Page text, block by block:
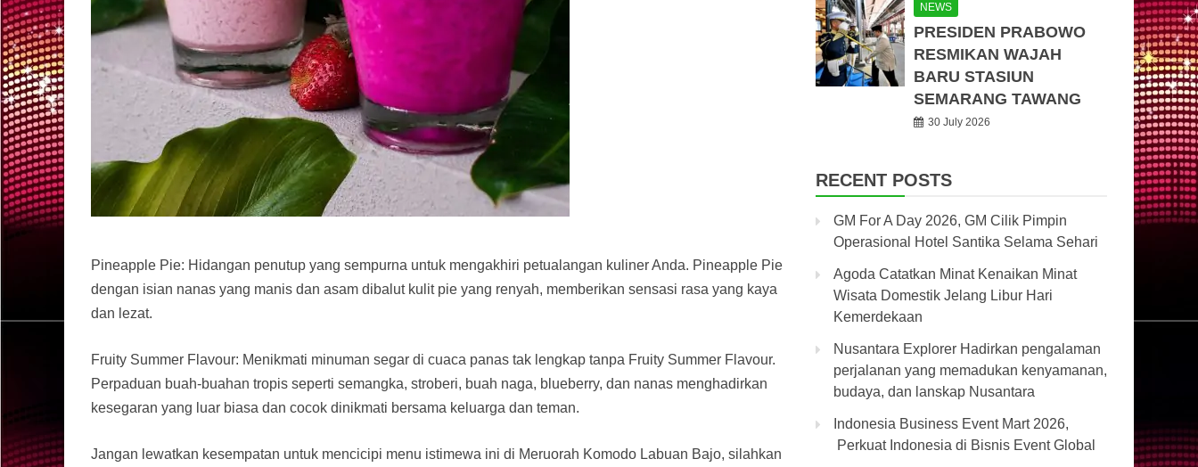
Pineapple Pie: Hidangan penutup yang sempurna untuk mengakhiri petualangan kuliner Anda. Pineapple Pie
dengan isian nanas yang manis dan asam dibalut kulit pie yang renyah, memberikan sensasi rasa yang kaya
dan lezat.
Fruity Summer Flavour: Menikmati minuman segar di cuaca panas tak lengkap tanpa Fruity Summer Flavour.
Perpaduan buah-buahan tropis seperti semangka, stroberi, buah naga, blueberry, dan nanas menghadirkan
kesegaran yang luar biasa dan cocok dinikmati bersama keluarga dan teman.
Jangan lewatkan kesempatan untuk mencicipi menu istimewa ini di Meruorah Komodo Labuan Bajo, silahkan
NEWS
PRESIDEN PRABOWO
RESMIKAN WAJAH
BARU STASIUN
SEMARANG TAWANG
30 July 2026
RECENT POSTS
GM For A Day 2026, GM Cilik Pimpin
Operasional Hotel Santika Selama Sehari
Agoda Catatkan Minat Kenaikan Minat
Wisata Domestik Jelang Libur Hari
Kemerdekaan
Nusantara Explorer Hadirkan pengalaman
perjalanan yang memadukan kenyamanan,
budaya, dan lanskap Nusantara
Indonesia Business Event Mart 2026,
Perkuat Indonesia di Bisnis Event Global